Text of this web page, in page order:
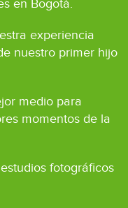
inicial)
aplicará el precio
en Bogotá.
experiencia
nuestro primer hijo
medio para
momentos de la
fotográficos